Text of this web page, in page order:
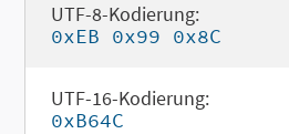
UTF-8-Kodierung:
0xEB 0x99 0x8C
UTF-16-Kodierung:
0xB64C